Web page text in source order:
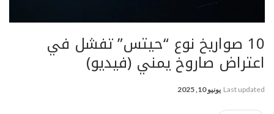
10 صواريخ نوع “حيتس” تفشل في
اعتراض صاروخ يمني (فيديو)
Last updated يونيو 10, 2025